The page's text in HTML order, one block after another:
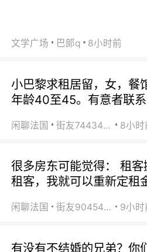
文学广场 巴郞q 8小时前
小巴黎求租居留，女，餐
年龄40至45。有意者联
闲聊法国 街友74434350 8小时
很多房东可能觉得： 租
租客，我就可以重新定租
闲聊法国 街友90454511 9小时
有没有不结婚的兄弟？你